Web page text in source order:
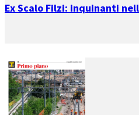
Ex Scalo Filzi: inquinanti